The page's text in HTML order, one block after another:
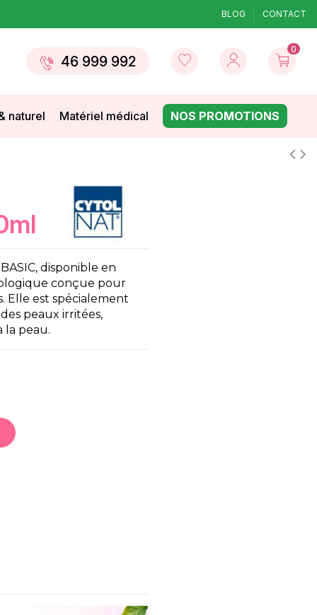
BLOG CONTACT
46 999 992
0
naturel Matériel médical NOS PROMOTIONS
disponible en
conçue pour
Elle est spécialement
peaux irritées,
la peau.